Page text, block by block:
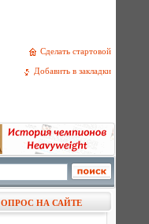
Сделать стартовой
Добавить в закладки
ОПРОС НА САЙТЕ